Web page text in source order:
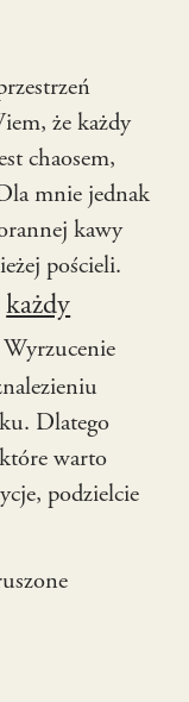
że każdy
chaosem,
mnie jednak
kawy
pościeli.
każdy
Dlatego
warto
podzielcie